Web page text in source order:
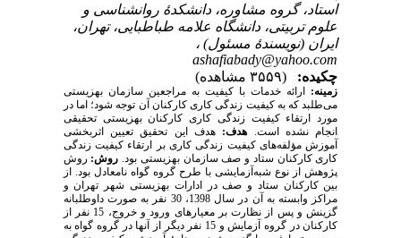
استاد، گروه مشاوره، دانشکدۀ روانشناسی و
علوم تربیتی، دانشگاه علامه طباطبایی، تهران،
ایران (نویسندۀ مسئول) ،
ashafiabady@yahoo.com
چکیده:
(۳۵۵۹ مشاهده)
زمینه:
ارائه خدمات با کیفیت به مراجعین سازمان بهزیستی
می‌طلبد که به کیفیت زندگی کاری کارکنان آن توجه شود؛ اما در
مورد ارتقاء کیفیت زندگی کاری کارکنان بهزیستی تحقیقی
انجام نشده است. هدف: هدف این تحقیق تعیین اثربخشی
آموزش مؤلفه‌های کیفیت زندگی کاری بر ارتقاء کیفیت زندگی
کاری کارکنان ستاد و صف سازمان بهزیستی بود. روش: روش
پژوهش از نوع شبه‌آزمایشی با طرح گروه گواه نامعادل بود. از
بین کارکنان ستاد و صف در ادارات بهزیستی شهر تهران و
مراکز وابسته به آن در سال 1398، 30 نفر به صورت داوطلبانه
گزینش و پس از نظارت بر معیارهای ورود و خروج، 15 نفر از
کارکنان در گروه آزمایش و 15 نفر دیگر از آنها در گروه گواه به‌